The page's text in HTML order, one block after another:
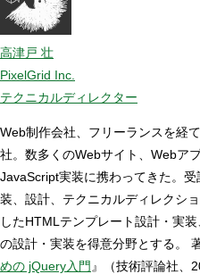
高津戸 壮
PixelGrid Inc.
テクニカルディレクター
Web制作会社、フリーランスを経
社。数多くのWebサイト、Webア
JavaScript実装に携わってきた。
装、設計、テクニカルディレクシ
したHTMLテンプレート設計・実
の設計・実装を得意分野とする。
めの jQuery入門 』（技術評論社、